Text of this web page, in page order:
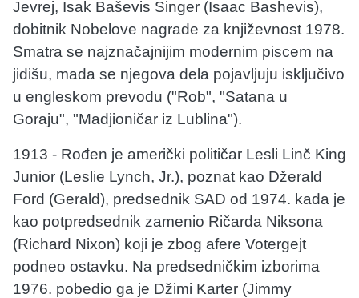
Jevrej, Isak Baševis Singer (Isaac Bashevis),
dobitnik Nobelove nagrade za književnost 1978.
Smatra se najznačajnijim modernim piscem na
jidišu, mada se njegova dela pojavljuju isključivo
u engleskom prevodu ("Rob", "Satana u
Goraju", "Madjioničar iz Lublina").
1913 - Rođen je američki političar Lesli Linč King
Junior (Leslie Lynch, Jr.), poznat kao Džerald
Ford (Gerald), predsednik SAD od 1974. kada je
kao potpredsednik zamenio Ričarda Niksona
(Richard Nixon) koji je zbog afere Votergejt
podneo ostavku. Na predsedničkim izborima
1976. pobedio ga je Džimi Karter (Jimmy